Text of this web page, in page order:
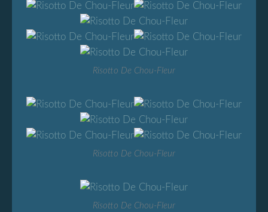
Risotto De Chou-Fleur
Risotto De Chou-Fleur
Risotto De Chou-Fleur